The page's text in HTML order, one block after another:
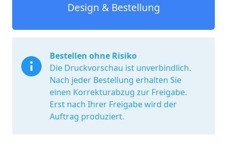
Design & Bestellung
Bestellen ohne Risiko
Die Druckvorschau ist unverbindlich.
Nach jeder Bestellung erhalten Sie
einen Korrekturabzug zur Freigabe.
Erst nach Ihrer Freigabe wird der
Auftrag produziert.